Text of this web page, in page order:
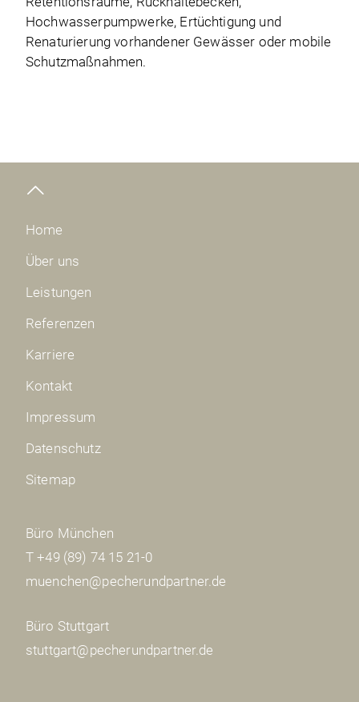
Hochwasserpumpwerke, Ertüchtigung und
Renaturierung vorhandener Gewässer oder mobile
Schutzmaßnahmen.
Home
Über uns
Leistungen
Referenzen
Karriere
Kontakt
Impressum
Datenschutz
Sitemap
Büro München
T +49 (89) 74 15 21-0
muenchen@pecherundpartner.de
Büro Stuttgart
stuttgart@pecherundpartner.de